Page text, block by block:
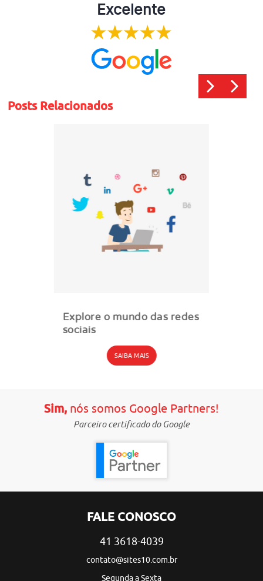
Excelente
Posts Relacionados
Explore o mundo das redes
sociais
SAIBA MAIS
Sim,nós somos Google Partners!
Parceiro certificado do Google
FALE CONOSCO
41 3618-4039
contato@sites10.com.br
Segunda a Sexta